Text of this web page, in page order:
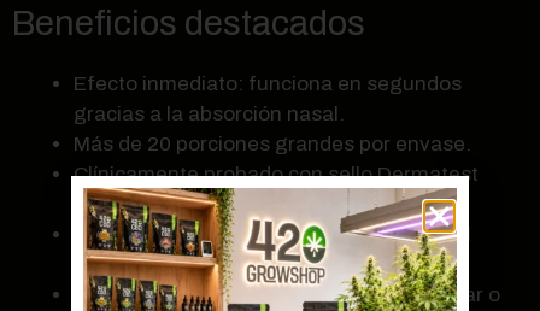
Beneficios destacados
Efecto inmediato: funciona en segundos
gracias a la absorción nasal.
Más de 20 porciones grandes por envase.
Clínicamente probado con sello Dermatest
“Excelente”.
Ingredientes naturales y amigables con el
estómago.
Alternativa saludable a bebidas con azúcar o